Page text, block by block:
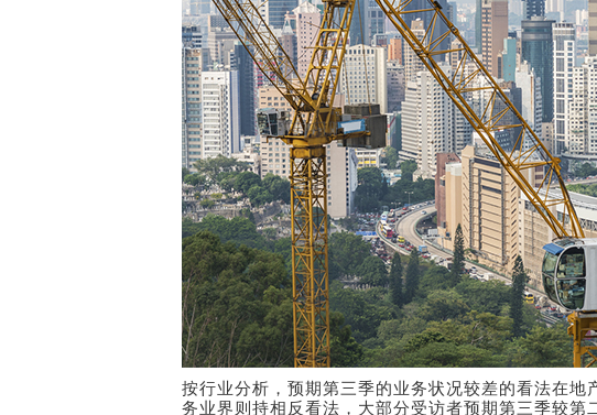
按行业分析，预期第三季的业务状况较差的看法在地
务业界则持相反看法，大部分受访者预期第三季较第